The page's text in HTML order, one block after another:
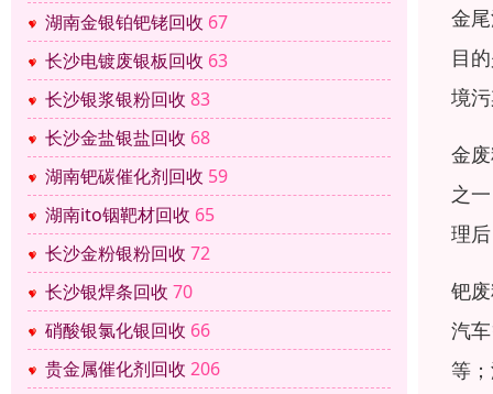
湖南金银铂钯铑回收 67
长沙电镀废银板回收 63
长沙银浆银粉回收 83
长沙金盐银盐回收 68
湖南钯碳催化剂回收 59
湖南ito铟靶材回收 65
长沙金粉银粉回收 72
长沙银焊条回收 70
硝酸银氯化银回收 66
贵金属催化剂回收 206
金
目
境
金
之
理
钯
汽
等